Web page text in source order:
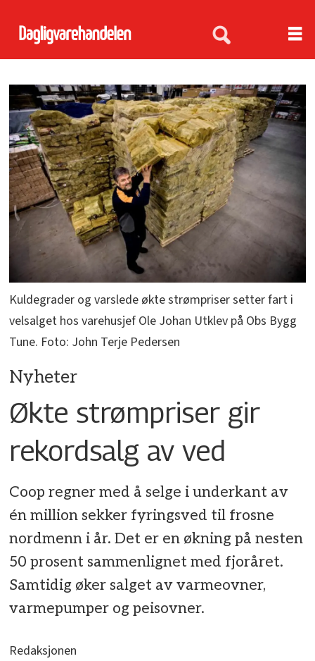
Kuldegrader og varslede økte strømpriser setter fart i
velsalget hos varehusjef Ole Johan Utklev på Obs Bygg
Tune. Foto: John Terje Pedersen
Nyheter
Økte strømpriser gir
rekordsalg av ved
Coop regner med å selge i underkant av
én million sekker fyringsved til frosne
nordmenn i år. Det er en økning på nesten
50 prosent sammenlignet med fjoråret.
Samtidig øker salget av varmeovner,
varmepumper og peisovner.
Redaksjonen